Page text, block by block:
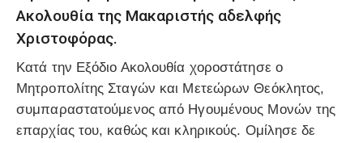
Ακολουθία της Μακαριστής αδελφής
Χριστοφόρας.
Κατά την Εξόδιο Ακολουθία χοροστάτησε ο
Μητροπολίτης Σταγών και Μετεώρων Θεόκλητος,
συμπαραστατούμενος από Ηγουμένους Μονών της
επαρχίας του, καθώς και κληρικούς. Ομίλησε δε